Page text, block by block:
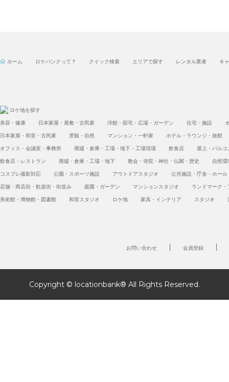
ホーム ロケバンクって？ クイック検索 エリアで探す レンタル業者 キ
ロケ地を探す
美容・健康
日本家屋・屋敷・古民家 洋館・邸宅・広場・ガーデン 住宅・施設
日本家屋・和室・古民家
景観・自然 マンション・一軒家
ホテル・ラウンジ・旅館
オフィス・会議室・事務所
廃墟・倉庫・工場・地下・工場現場 飲食店
屋上・バル
飲食店・レストラン
廃墟・倉庫・工場・地下 教会・寺院・神社・仏閣・歴史
自然環
コスプレ撮影対応
公園・スポーツ施設 アウトドアスタジオ
公共施設・庁舎・ホール
店舗・商店街・歓楽街・街並み
庭園・ガーデン マンションスタジオ
ランドマーク
美術館・博物館・図書館
和室スタジオ ロケ地 家具・インテリア スタジオ
お問い合わせ 会員登録
Copyright © locationbank® All Rights Reserved.